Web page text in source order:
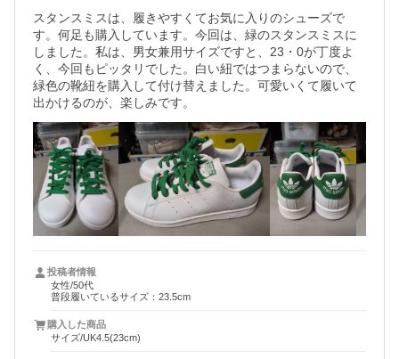
スタンスミスは、履きやすくてお気に入りのシューズで
す。何足も購入しています。今回は、緑のスタンスミスに
しました。私は、男女兼用サイズですと、23・0が丁度よ
く、今回もピッタリでした。白い紐ではつまらないので、
緑色の靴紐を購入して付け替えました。可愛いくて履いて
出かけるのが、楽しみです。
投稿者情報
女性/50代
普段履いているサイズ：23.5cm
購入した商品
サイズ/UK4.5(23cm)